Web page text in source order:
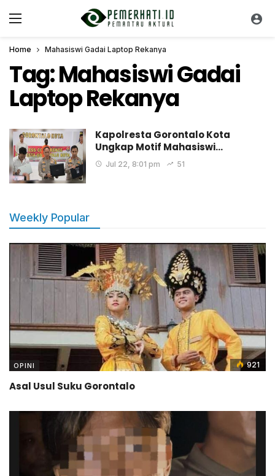
Home Mahasiswi Gadai Laptop Rekanya
Tag:Mahasiswi Gadai
Laptop Rekanya
Kapolresta Gorontalo Kota
Ungkap Motif Mahasiswi…
Jul 22, 8:01 pm 51
Weekly Popular
OPINI 921
Asal Usul Suku Gorontalo